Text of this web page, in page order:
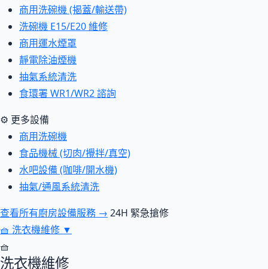
商用洗碗機 (揭蓋/輸送帶)
洗碗機 E15/E20 維修
商用運水煙罩
靜電除油煙機
抽氣系統清洗
食環署 WR1/WR2 諮詢
⚙ 更多設備
商用洗碗機
食品機械 (切肉/攪拌/真空)
水吧設備 (咖啡/開水機)
抽氣/通風系統清洗
查看所有廚房設備服務 → 24H 緊急搶修
🧺 洗衣機維修 ▼
🧺
洗衣機維修